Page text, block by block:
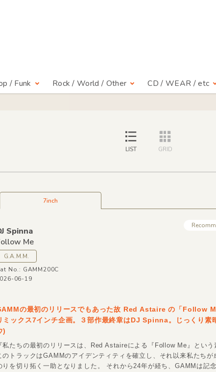
/ Funk Rock / World / Other CD / WEAR / etc
LIST GRID
7inch
Spinna
Me
G.A.M.M.
No.: GAMM200C
06-19
の最初のリリースでもあった故 Red Astaire の「Follow
ミックス7インチ企画。３部作最終章はDJ Spinna。じっくり素
)
『私たちの最初のリリースは、Red Astaireによる『Follow Me』という
のトラックはGAMMのアイデンティティを確立し、それ以来私たちが
りを切り拓く一助となりました。 それから24年が経ち、GAMMは記